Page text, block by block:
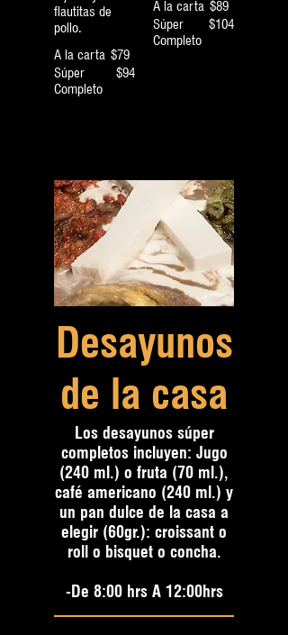
flautitas de
pollo.
A la carta $79
Súper
Completo
$94
A la carta $89
Súper
Completo
$104
Desayunos
de la casa
Los desayunos súper
completos incluyen: Jugo
(240 ml.) o fruta (70 ml.),
café americano (240 ml.) y
un pan dulce de la casa a
elegir (60gr.): croissant o
roll o bisquet o concha.
-De 8:00 hrs A 12:00hrs